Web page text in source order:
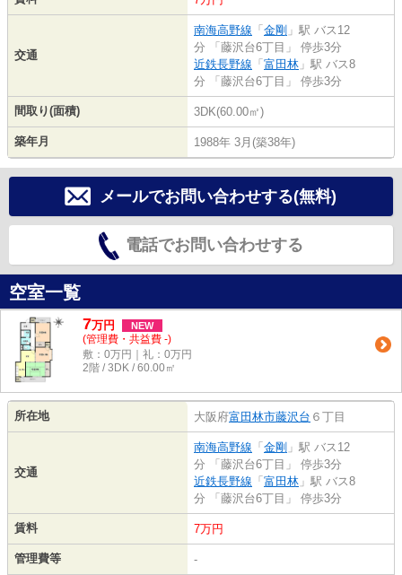
交通
南海高野線 「 金剛 」駅 バス12
分 「藤沢台6丁目」 停歩3分
近鉄長野線 「 富田林 」駅 バス8
分 「藤沢台6丁目」 停歩3分
間取り(面積) 3DK(60.00㎡)
築年月 1988年 3月(築38年)
メールでお問い合わせする(無料)
電話でお問い合わせする
空室一覧
7万円 NEW
(管理費・共益費 -)
敷：0万円｜礼：0万円
2階 / 3DK / 60.00㎡
所在地 大阪府富田林市藤沢台 ６丁目
交通
南海高野線 「 金剛 」駅 バス12
分 「藤沢台6丁目」 停歩3分
近鉄長野線 「 富田林 」駅 バス8
分 「藤沢台6丁目」 停歩3分
賃料 7万円
管理費等 -